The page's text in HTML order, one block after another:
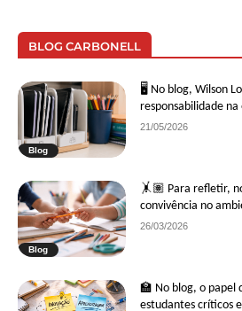
BLOG CARBONELL
Blog
🖥 No blog, Wilson
responsabilidade
21/05/2026
Blog
🤸🏽 Para refletir,
convivência no
26/03/2026
🏫 No blog, o papel
estudantes críticos